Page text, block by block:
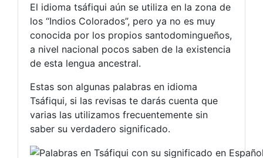
El idioma tsáfiqui aún se utiliza en la zona de
los “Indios Colorados”, pero ya no es muy
conocida por los propios santodomingueños,
a nivel nacional pocos saben de la existencia
de esta lengua ancestral.
Estas son algunas palabras en idioma
Tsáfiqui, si las revisas te darás cuenta que
varias las utilizamos frecuentemente sin
saber su verdadero significado.